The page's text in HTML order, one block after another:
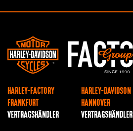
HARLEY-FACTORY
FRANKFURT
VERTRAGSHÄNDLER
HARLEY-DAVIDSON
HANNOVER
VERTRAGSHÄNDLER